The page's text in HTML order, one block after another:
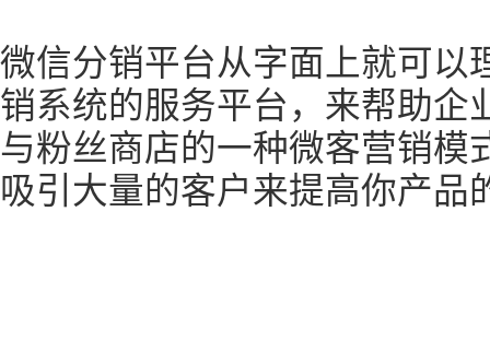
微信分销平台从字面上就可以
销系统的服务平台，来帮助企
与粉丝商店的一种微客营销模
吸引大量的客户来提高你产品